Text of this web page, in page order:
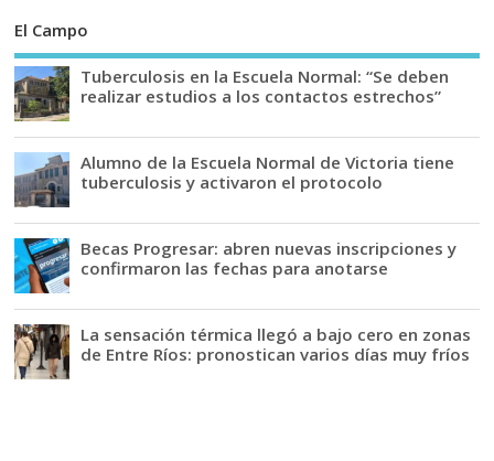
El Campo
Tuberculosis en la Escuela Normal: “Se deben
realizar estudios a los contactos estrechos”
Alumno de la Escuela Normal de Victoria tiene
tuberculosis y activaron el protocolo
Becas Progresar: abren nuevas inscripciones y
confirmaron las fechas para anotarse
La sensación térmica llegó a bajo cero en zonas
de Entre Ríos: pronostican varios días muy fríos